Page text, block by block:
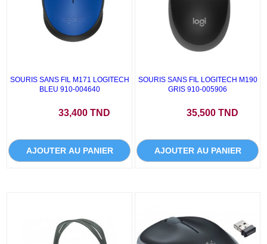
SOURIS SANS FIL M171 LOGITECH
BLEU 910-004640
33,400 TND
AJOUTER AU PANIER
SOURIS SANS FIL LOGITECH M190
GRIS 910-005906
35,500 TND
AJOUTER AU PANIER